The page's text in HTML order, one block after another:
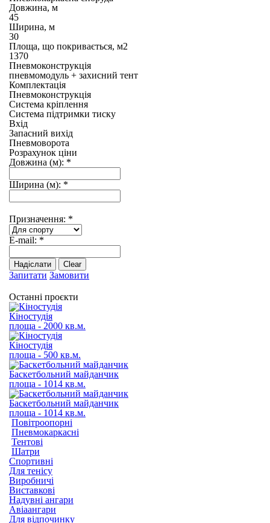
Довжина, м
45
Ширина, м
30
Площа, що покривається, м2
1370
Пневмоконструкція
пневмомодуль + захисний тент
Комплектація
Пневмоконструкція
Система кріплення
Система підтримки тиску
Вхід
Запасний вихід
Пневмоворота
Розрахунок ціни
Довжина (м): *
Ширина (м): *
Призначення: *
E-mail: *
Надіслати Clear
Запитати Замовити
Останні проєкти
Кіностудія
площа - 2000 кв.м.
Кіностудія
площа - 500 кв.м.
Баскетбольний майданчик
площа - 1014 кв.м.
Баскетбольний майданчик
площа - 1014 кв.м.
Повітроопорні
Пневмокаркасні
Тентові
Шатри
Спортивні
Для тенісу
Виробничі
Виставкові
Надувні ангари
Авіаангари
Для відпочинку